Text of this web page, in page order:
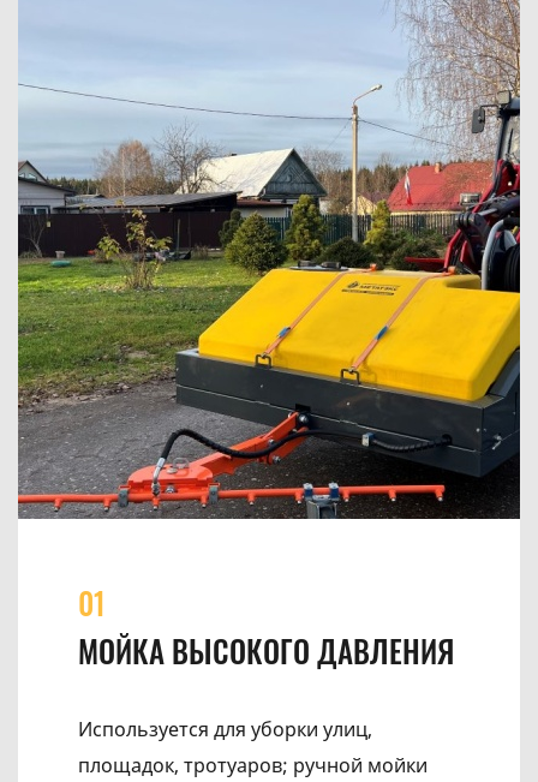
01
МОЙКА ВЫСОКОГО ДАВЛЕНИЯ
Используется для уборки улиц,
площадок, тротуаров; ручной мойки